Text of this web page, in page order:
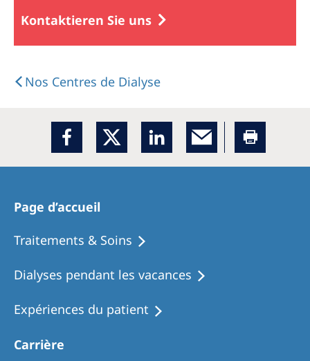
Kontaktieren Sie uns
Nos Centres de Dialyse
Page d’accueil
Traitements & Soins
Dialyses pendant les vacances
Expériences du patient
Carrière